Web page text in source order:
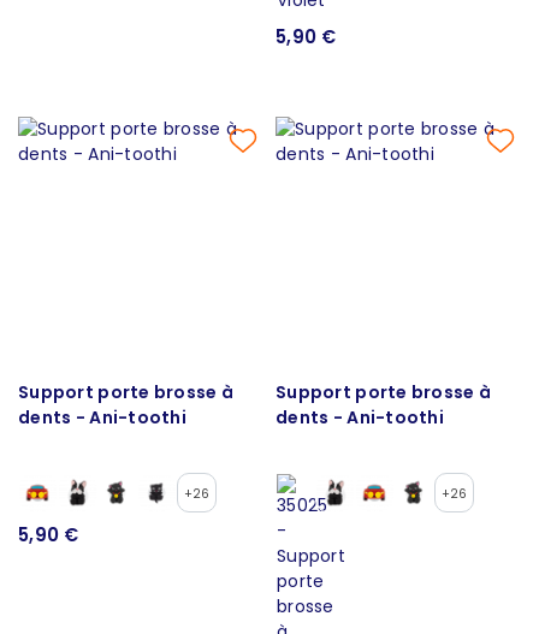
5,90 €
Support porte brosse à
dents - Ani-toothi
+26
5,90 €
Support porte brosse à
dents - Ani-toothi
+26